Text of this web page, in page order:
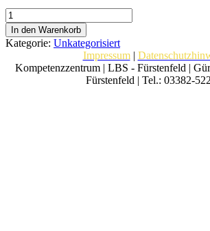
Schnupperdrechseln
am
04.12.2025
#3998
Menge
In den Warenkorb
Kategorie: Unkategorisiert
Impressum|
Kompetenzzentrum | LBS - Fürstenfeld |
Fürstenfeld | Tel.: 03382-